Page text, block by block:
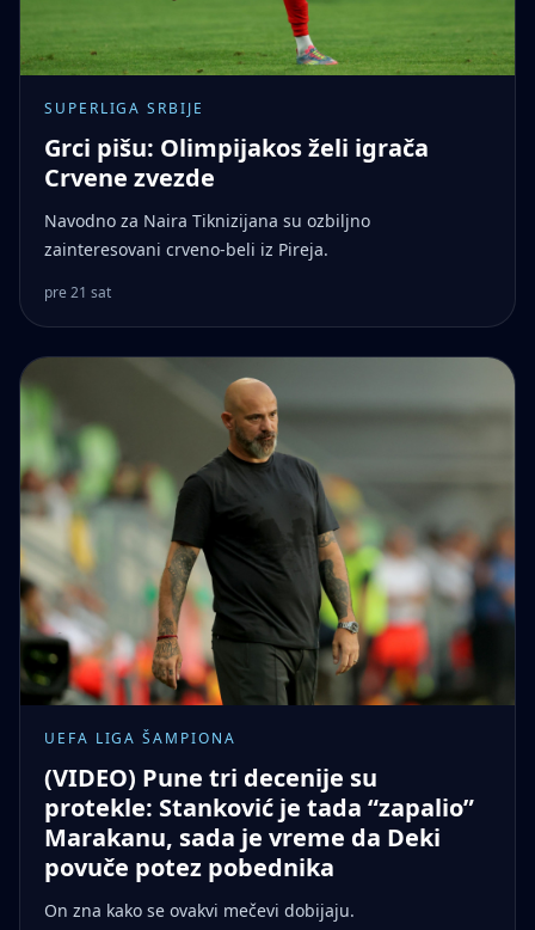
SUPERLIGA SRBIJE
Grci pišu: Olimpijakos želi igrača
Crvene zvezde
Navodno za Naira Tiknizijana su ozbiljno
zainteresovani crveno-beli iz Pireja.
pre 21 sat
UEFA LIGA ŠAMPIONA
(VIDEO) Pune tri decenije su
protekle: Stanković je tada “zapalio”
Marakanu, sada je vreme da Deki
povuče potez pobednika
On zna kako se ovakvi mečevi dobijaju.